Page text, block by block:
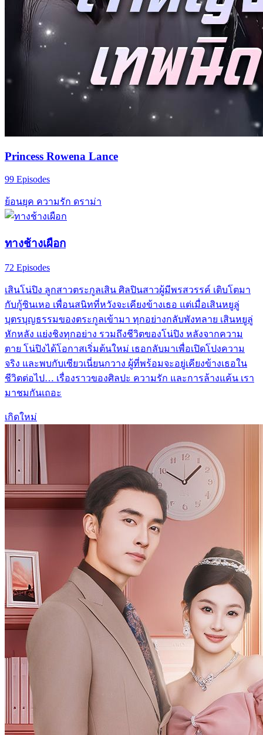
Princess Rowena Lance
99 Episodes
ย้อนยุค ความรัก ดราม่า
ทางช้างเผือก
72 Episodes
เสินโน่ปิง ลูกสาวตระกูลเสิน ศิลปินสาวผู้มีพรสวรรค์ เติบโตมา
กับกู้ซินเหอ เพื่อนสนิทที่หวังจะเคียงข้างเธอ แต่เมื่อเสินหยูลู่
บุตรบุญธรรมของตระกูลเข้ามา ทุกอย่างกลับพังทลาย เสินหยูลู่
หักหลัง แย่งชิงทุกอย่าง รวมถึงชีวิตของโน่ปิง หลังจากความ
ตาย โน่ปิงได้โอกาสเริ่มต้นใหม่ เธอกลับมาเพื่อเปิดโปงความ
จริง และพบกับเซียวเนี่ยนกวาง ผู้ที่พร้อมจะอยู่เคียงข้างเธอใน
ชีวิตต่อไป… เรื่องราวของศิลปะ ความรัก และการล้างแค้น เรา
มาชมกันเถอะ
เกิดใหม่